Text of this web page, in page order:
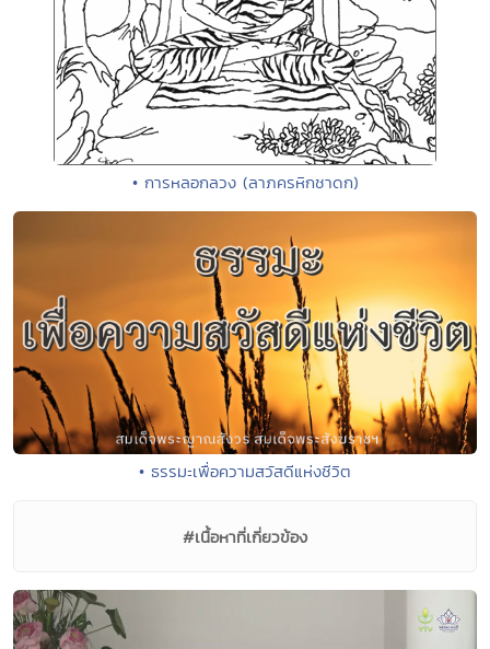
• การหลอกลวง (ลาภครหิกชาดก)
• ธรรมะเพื่อความสวัสดีแห่งชีวิต
#เนื้อหาที่เกี่ยวข้อง